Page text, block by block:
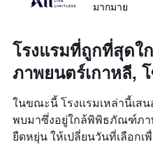
มากมาย
โรงแรมที่ถูกที่สุด
ภาพยนตร์เกาหลี,
ในขณะนี้ โรงแรมเหล่านี้เส
พบมาซึ่งอยู่ใกล้พิพิธภัณฑ์ภ
ยืดหยุ่น ให้เปลี่ยนวันที่เลือกเ